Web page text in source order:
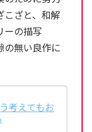
こざと、和解
ーの描写
の無い良作に
考えてもお